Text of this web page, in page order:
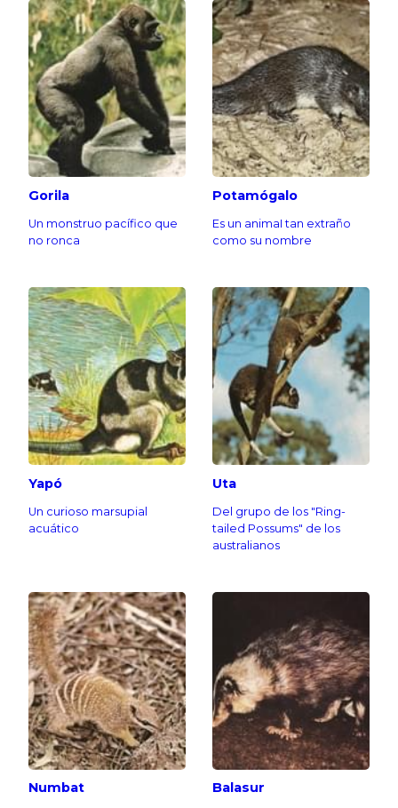
Gorila
Un monstruo pacífico que
no ronca
Potamógalo
Es un animaI tan extraño
como su nombre
Yapó
Un curioso marsupial
acuático
Uta
Del grupo de los "Ring-
tailed Possums" de los
australianos
Numbat Balasur